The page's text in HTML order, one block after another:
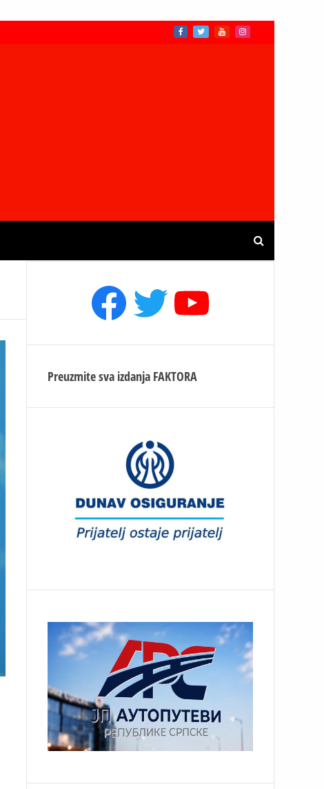
Facebook
TwitterYouTube
Preuzmite sva izdanja FAKTORA